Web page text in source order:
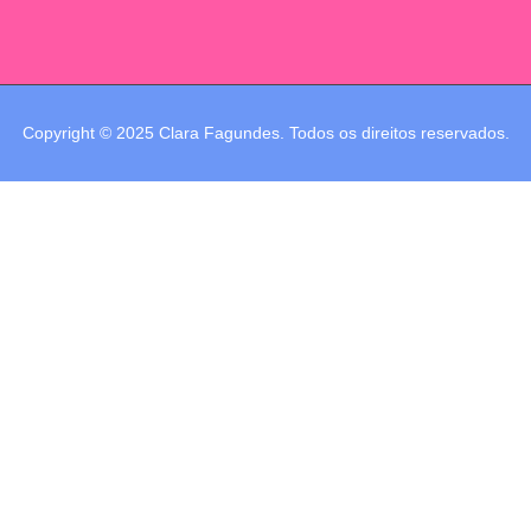
Copyright © 2025 Clara Fagundes. Todos os direitos reservados.